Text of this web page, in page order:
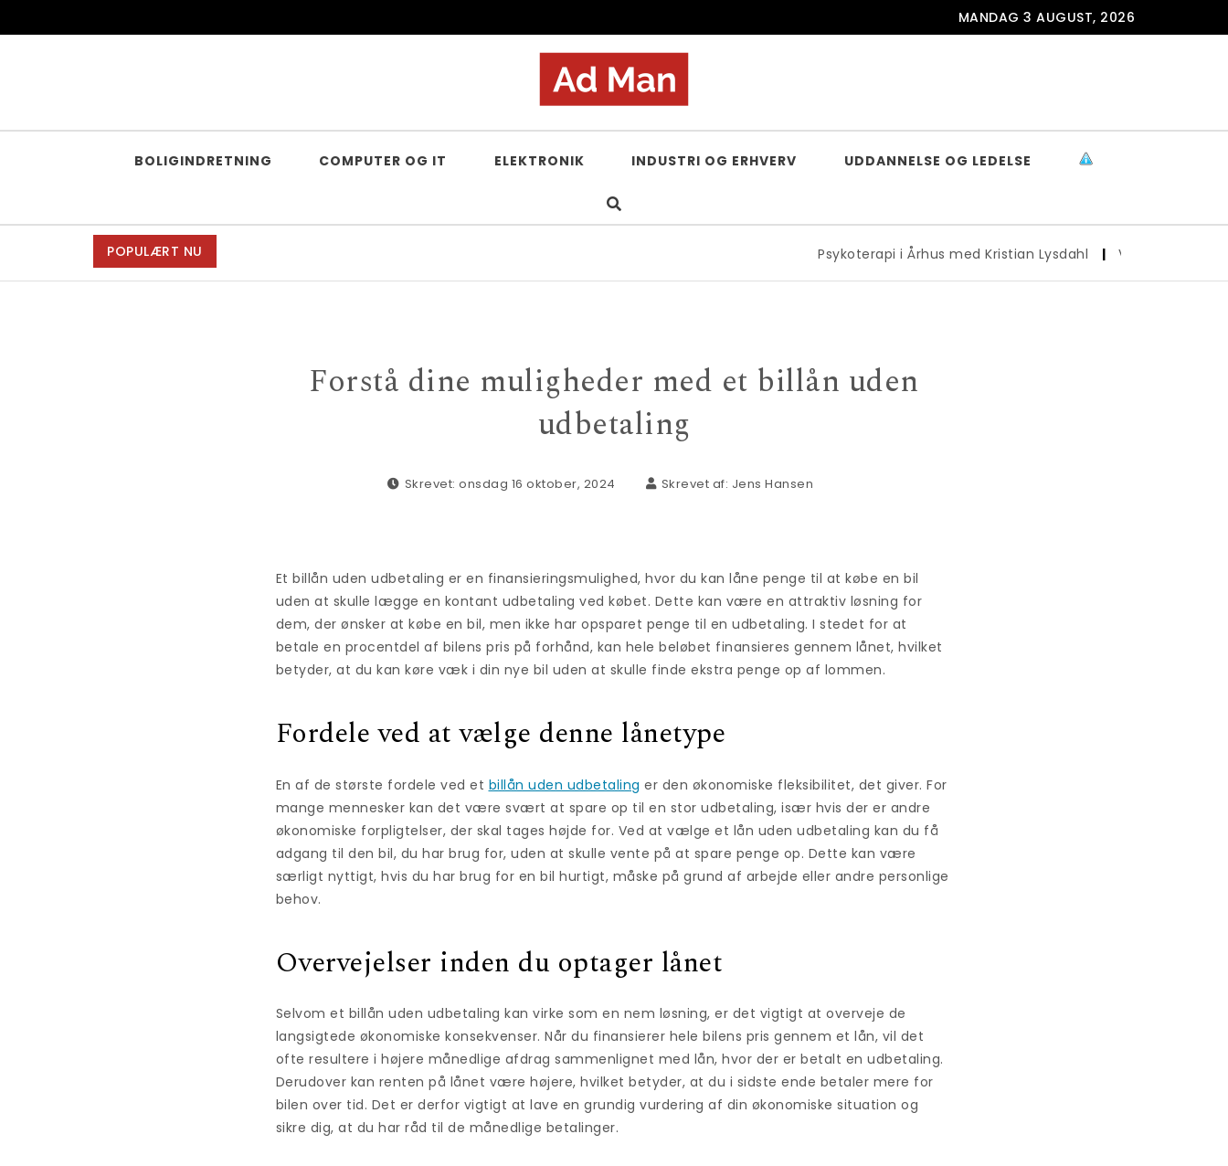
MANDAG 3 AUGUST, 2026
BOLIGINDRETNING COMPUTER OG IT ELEKTRONIK INDUSTRI OG ERHVERV UDDANNELSE OG LEDELSE
POPULÆRT NU Psykoterapi i Århus med Kristian Lysdahl | Vandrebukser til
Forstå dine muligheder med et billån uden
udbetaling
Skrevet: onsdag 16 oktober, 2024 Skrevet af: Jens Hansen
Et billån uden udbetaling er en finansieringsmulighed, hvor du kan låne penge til at købe en bil
uden at skulle lægge en kontant udbetaling ved købet. Dette kan være en attraktiv løsning for
dem, der ønsker at købe en bil, men ikke har opsparet penge til en udbetaling. I stedet for at
betale en procentdel af bilens pris på forhånd, kan hele beløbet finansieres gennem lånet, hvilket
betyder, at du kan køre væk i din nye bil uden at skulle finde ekstra penge op af lommen.
Fordele ved at vælge denne lånetype
En af de største fordele ved et billån uden udbetaling er den økonomiske fleksibilitet, det giver. For
mange mennesker kan det være svært at spare op til en stor udbetaling, især hvis der er andre
økonomiske forpligtelser, der skal tages højde for. Ved at vælge et lån uden udbetaling kan du få
adgang til den bil, du har brug for, uden at skulle vente på at spare penge op. Dette kan være
særligt nyttigt, hvis du har brug for en bil hurtigt, måske på grund af arbejde eller andre personlige
behov.
Overvejelser inden du optager lånet
Selvom et billån uden udbetaling kan virke som en nem løsning, er det vigtigt at overveje de
langsigtede økonomiske konsekvenser. Når du finansierer hele bilens pris gennem et lån, vil det
ofte resultere i højere månedlige afdrag sammenlignet med lån, hvor der er betalt en udbetaling.
Derudover kan renten på lånet være højere, hvilket betyder, at du i sidste ende betaler mere for
bilen over tid. Det er derfor vigtigt at lave en grundig vurdering af din økonomiske situation og
sikre dig, at du har råd til de månedlige betalinger.